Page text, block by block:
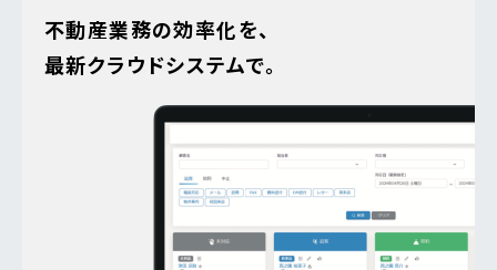
不動産業務の効率化を、
最新クラウドシステムで。